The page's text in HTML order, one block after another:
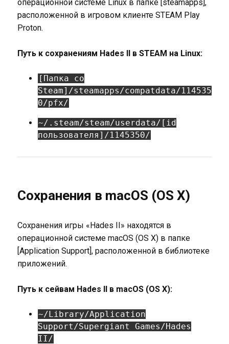
операционной системе Linux в папке [steamapps],
расположенной в игровом клиенте STEAM Play
Proton.
Путь к сохранениям Hades II в STEAM на Linux:
[Папка со
Steam]/steamapps/compatdata/114535
0/pfx/
~/.steam/steam/userdata/[id
пользователя]/1145350/
Сохранения в macOS (OS X)
Сохранения игры «Hades II» находятся в
операционной системе macOS (OS X) в папке
[Application Support], расположенной в библиотеке
приложений.
Путь к сейвам Hades II в macOS (OS X):
~/Library/Application
Support/Supergiant Games/Hades
II/